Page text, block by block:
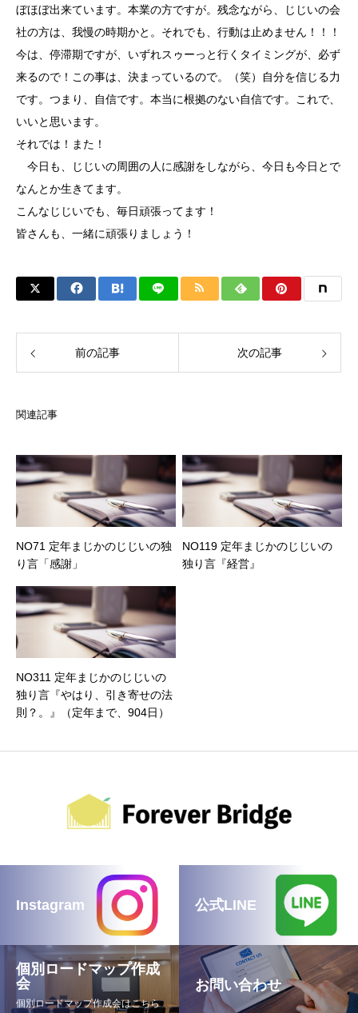
ぼほぼ出来ています。本業の方ですが。残念ながら、じじいの会
社の方は、我慢の時期かと。それでも、行動は止めません！！！
今は、停滞期ですが、いずれスゥーっと行くタイミングが、必ず
来るので！この事は、決まっているので。（笑）自分を信じる力
です。つまり、自信です。本当に根拠のない自信です。これで、
いいと思います。
それでは！また！
今日も、じじいの周囲の人に感謝をしながら、今日も今日とで
なんとか生きてます。
こんなじじいでも、毎日頑張ってます！
皆さんも、一緒に頑張りましょう！
前の記事 次の記事
関連記事
NO71 定年まじかのじじいの独
り言「感謝」
NO119 定年まじかのじじいの
独り言『経営』
NO311 定年まじかのじじいの
独り言『やはり、引き寄せの法
則？。』（定年まで、904日）
Instagram 公式LINE
個別ロードマップ作成
会
個別ロードマップ作成会はこちら
お問い合わせ